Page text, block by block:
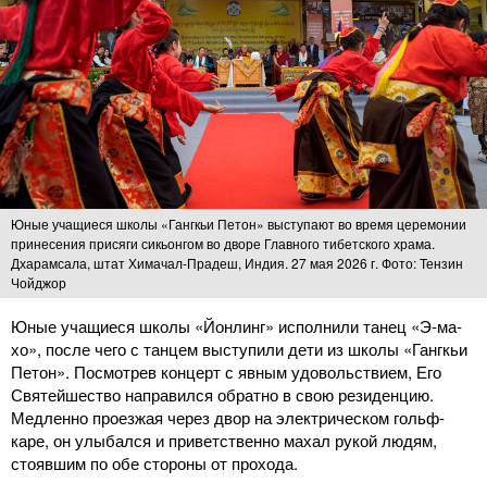
Юные учащиеся школы «Гангкьи Петон» выступают во время церемонии
принесения присяги сикьонгом во дворе Главного тибетского храма.
Дхарамсала, штат Химачал-Прадеш, Индия. 27 мая 2026 г. Фото: Тензин
Чойджор
Юные учащиеся школы «Йонлинг» исполнили танец «Э-ма-
хо», после чего с танцем выступили дети из школы «Гангкьи
Петон». Посмотрев концерт с явным удовольствием, Его
Святейшество направился обратно в свою резиденцию.
Медленно проезжая через двор на электрическом гольф-
каре, он улыбался и приветственно махал рукой людям,
стоявшим по обе стороны от прохода.